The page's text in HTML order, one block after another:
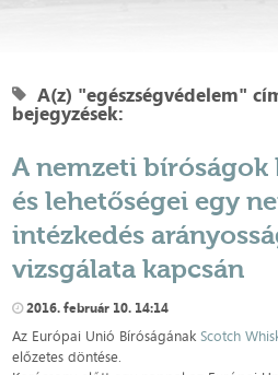
A(z) "egészségvédelem"
bejegyzések:
A nemzeti bíróságok
és lehetőségei egy
intézkedés
vizsgálata kapcsán
2016. február 10. 14:14
Az Európai Unió BíróságánakScotch
előzetes döntése.